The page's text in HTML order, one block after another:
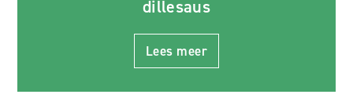
dillesaus
Lees meer